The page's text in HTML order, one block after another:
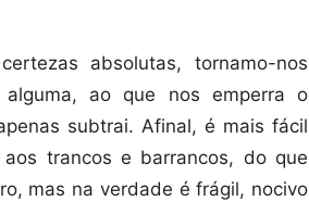
absolutas, tornamo-nos
ao que nos emperra o
subtrai. Afinal, é mais fácil
trancos e barrancos, do que
mas na verdade é frágil, nocivo